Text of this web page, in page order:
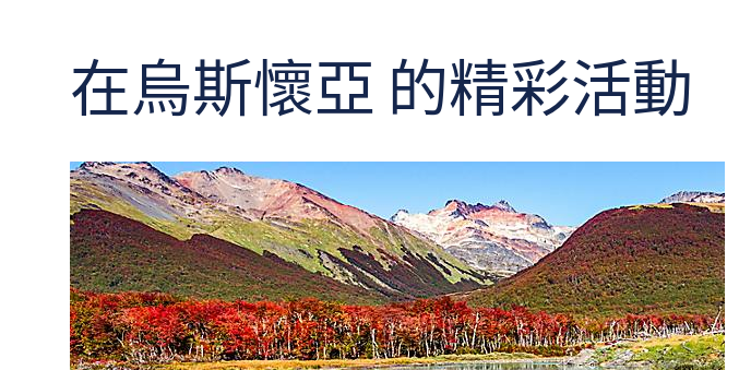
在烏斯懷亞 的精彩活動